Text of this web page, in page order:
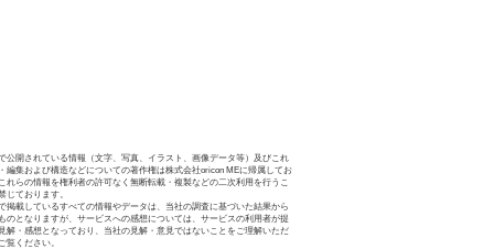
公開されている情報（文字、写真、イラスト、画像データ等）及びこれ
編集および構造などについての著作権は株式会社oricon MEに帰属してお
れらの情報を権利者の許可なく無断転載・複製などの二次利用を行うこ
じております。
掲載しているすべての情報やデータは、当社の調査に基づいた結果から
のとなりますが、サービスへの感想については、サービスの利用者が提
解・感想となっており、当社の見解・意見ではないことをご理解いただ
覧ください。